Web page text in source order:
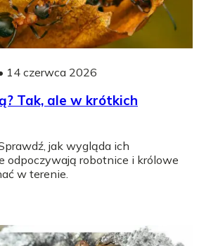
14 czerwca 2026
Tak, ale w krótkich
jak wygląda ich
odpoczywają robotnice i królowe
w terenie.